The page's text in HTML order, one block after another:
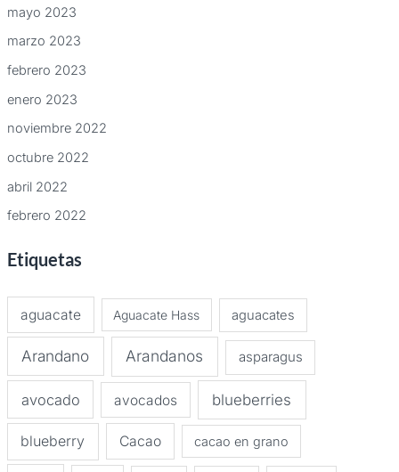
mayo 2023
marzo 2023
febrero 2023
enero 2023
noviembre 2022
octubre 2022
abril 2022
febrero 2022
Etiquetas
aguacate Aguacate Hass aguacates
Arandano Arandanos asparagus
avocado avocados blueberries
blueberry Cacao cacao en grano